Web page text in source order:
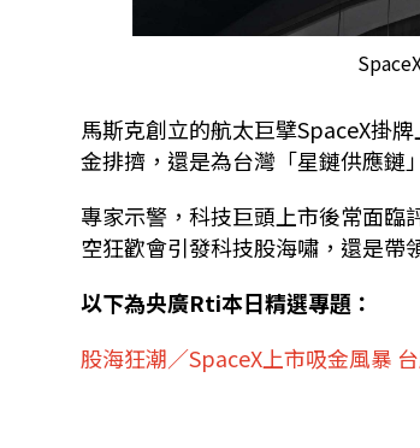
馬斯克創立的航太巨擘SpaceX掛
金排擠，還是為台灣「星鏈供應鏈
專家示警，科技巨頭上市後常面臨
空狂歡會引發科技股海嘯，還是帶
以下為央廣Rti本日精選專題：
股海狂潮／SpaceX上市吸金風暴